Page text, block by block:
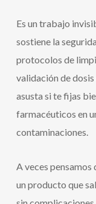
Es un trabajo
sostiene la
protocolos de
validación de
asusta si te fijas
farmacéuticos en
contaminaciones.
A veces
un producto que